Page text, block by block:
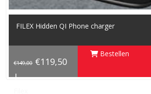
FILEX Hidden QI Phone charger
€149,00 €119,50
|
Bestellen